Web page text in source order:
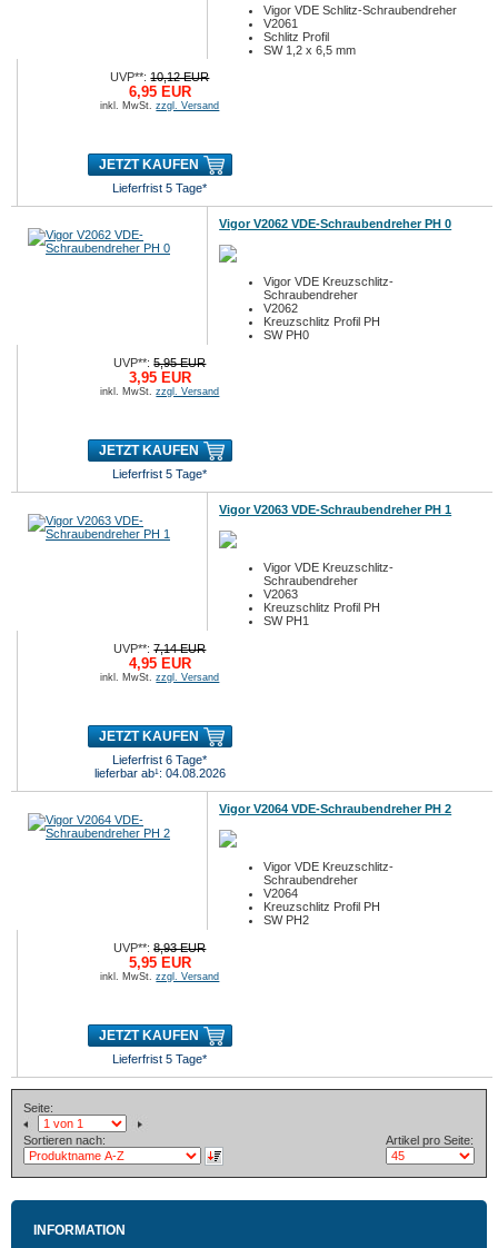
Vigor VDE Schlitz-Schraubendreher
V2061
Schlitz Profil
SW 1,2 x 6,5 mm
UVP**:10,12 EUR
6,95 EUR
inkl. MwSt.zzgl. Versand
JETZT KAUFEN
Lieferfrist 5 Tage*
Vigor V2062 VDE-Schraubendreher PH 0
Vigor VDE Kreuzschlitz-
Schraubendreher
V2062
Kreuzschlitz Profil PH
SW PH0
UVP**:5,95 EUR
3,95 EUR
inkl. MwSt.zzgl. Versand
JETZT KAUFEN
Lieferfrist 5 Tage*
Vigor V2063 VDE-Schraubendreher PH 1
Vigor VDE Kreuzschlitz-
Schraubendreher
V2063
Kreuzschlitz Profil PH
SW PH1
UVP**:7,14 EUR
4,95 EUR
inkl. MwSt.zzgl. Versand
JETZT KAUFEN
Lieferfrist 6 Tage*
lieferbar ab¹: 04.08.2026
Vigor V2064 VDE-Schraubendreher PH 2
Vigor VDE Kreuzschlitz-
Schraubendreher
V2064
Kreuzschlitz Profil PH
SW PH2
UVP**:8,93 EUR
5,95 EUR
inkl. MwSt.zzgl. Versand
JETZT KAUFEN
Lieferfrist 5 Tage*
Seite:
Sortieren nach: Artikel pro Seite:
INFORMATION